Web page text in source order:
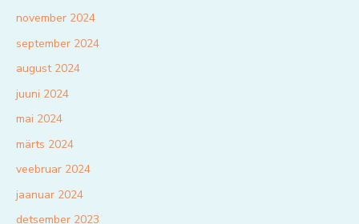
november 2024
september 2024
august 2024
juuni 2024
mai 2024
märts 2024
veebruar 2024
jaanuar 2024
detsember 2023